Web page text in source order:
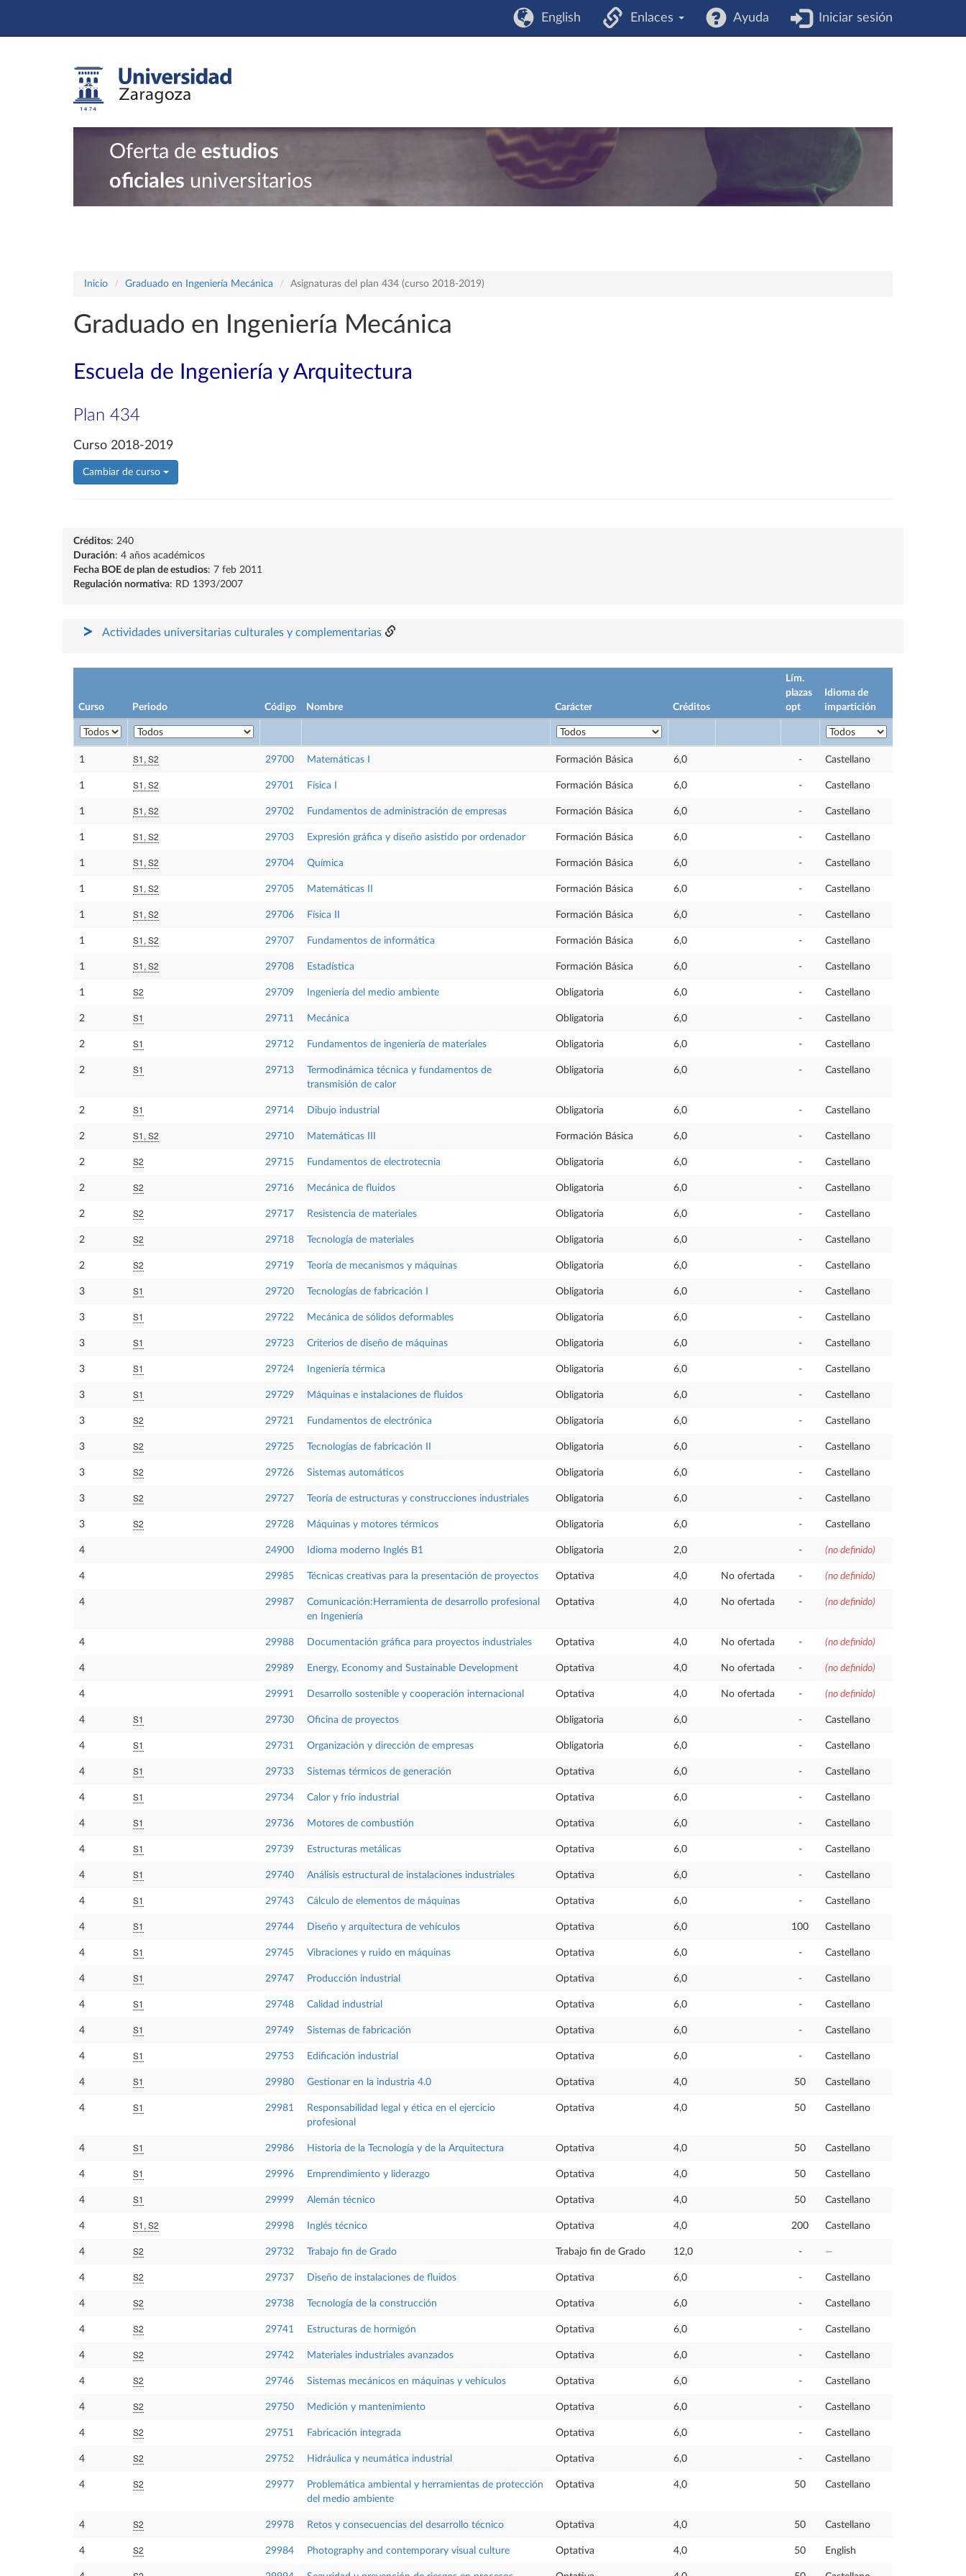
English Enlaces Ayuda Iniciar sesión
Oferta de estudios
oficiales universitarios
Inicio Graduado en Ingeniería Mecánica Asignaturas del plan 434 (curso 2018-2019)
Graduado en Ingeniería Mecánica
Escuela de Ingeniería y Arquitectura
Plan 434
Curso 2018-2019
Cambiar de curso
Créditos: 240
Duración: 4 años académicos
Fecha BOE de plan de estudios: 7 feb 2011
Regulación normativa: RD 1393/2007
Actividades universitarias culturales y complementarias
Curso Periodo Código Nombre Carácter Créditos
Lím.
plazas
opt
Idioma de
impartición
1 S1, S2 29700 Matemáticas I Formación Básica 6,0 - Castellano
1 S1, S2 29701 Física I Formación Básica 6,0 - Castellano
1 S1, S2 29702 Fundamentos de administración de empresas Formación Básica 6,0 - Castellano
1 S1, S2 29703 Expresión gráfica y diseño asistido por ordenador Formación Básica 6,0 - Castellano
1 S1, S2 29704 Química Formación Básica 6,0 - Castellano
1 S1, S2 29705 Matemáticas II Formación Básica 6,0 - Castellano
1 S1, S2 29706 Física II Formación Básica 6,0 - Castellano
1 S1, S2 29707 Fundamentos de informática Formación Básica 6,0 - Castellano
1 S1, S2 29708 Estadística Formación Básica 6,0 - Castellano
1 S2 29709 Ingeniería del medio ambiente Obligatoria 6,0 - Castellano
2 S1 29711 Mecánica Obligatoria 6,0 - Castellano
2 S1 29712 Fundamentos de ingeniería de materiales Obligatoria 6,0 - Castellano
2 S1 29713
Termodinámica técnica y fundamentos de
transmisión de calor
Obligatoria 6,0 - Castellano
2 S1 29714 Dibujo industrial Obligatoria 6,0 - Castellano
2 S1, S2 29710 Matemáticas III Formación Básica 6,0 - Castellano
2 S2 29715 Fundamentos de electrotecnia Obligatoria 6,0 - Castellano
2 S2 29716 Mecánica de fluidos Obligatoria 6,0 - Castellano
2 S2 29717 Resistencia de materiales Obligatoria 6,0 - Castellano
2 S2 29718 Tecnología de materiales Obligatoria 6,0 - Castellano
2 S2 29719 Teoría de mecanismos y máquinas Obligatoria 6,0 - Castellano
3 S1 29720 Tecnologías de fabricación I Obligatoria 6,0 - Castellano
3 S1 29722 Mecánica de sólidos deformables Obligatoria 6,0 - Castellano
3 S1 29723 Criterios de diseño de máquinas Obligatoria 6,0 - Castellano
3 S1 29724 Ingeniería térmica Obligatoria 6,0 - Castellano
3 S1 29729 Máquinas e instalaciones de fluidos Obligatoria 6,0 - Castellano
3 S2 29721 Fundamentos de electrónica Obligatoria 6,0 - Castellano
3 S2 29725 Tecnologías de fabricación II Obligatoria 6,0 - Castellano
3 S2 29726 Sistemas automáticos Obligatoria 6,0 - Castellano
3 S2 29727 Teoría de estructuras y construcciones industriales Obligatoria 6,0 - Castellano
3 S2 29728 Máquinas y motores térmicos Obligatoria 6,0 - Castellano
4 24900 Idioma moderno Inglés B1 Obligatoria 2,0 - (no definido)
4 29985 Técnicas creativas para la presentación de proyectos Optativa 4,0 No ofertada - (no definido)
4 29987
Comunicación:Herramienta de desarrollo profesional
en Ingeniería
Optativa 4,0 No ofertada - (no definido)
4 29988 Documentación gráfica para proyectos industriales Optativa 4,0 No ofertada - (no definido)
4 29989 Energy, Economy and Sustainable Development Optativa 4,0 No ofertada - (no definido)
4 29991 Desarrollo sostenible y cooperación internacional Optativa 4,0 No ofertada - (no definido)
4 S1 29730 Oficina de proyectos Obligatoria 6,0 - Castellano
4 S1 29731 Organización y dirección de empresas Obligatoria 6,0 - Castellano
4 S1 29733 Sistemas térmicos de generación Optativa 6,0 - Castellano
4 S1 29734 Calor y frío industrial Optativa 6,0 - Castellano
4 S1 29736 Motores de combustión Optativa 6,0 - Castellano
4 S1 29739 Estructuras metálicas Optativa 6,0 - Castellano
4 S1 29740 Análisis estructural de instalaciones industriales Optativa 6,0 - Castellano
4 S1 29743 Cálculo de elementos de máquinas Optativa 6,0 - Castellano
4 S1 29744 Diseño y arquitectura de vehículos Optativa 6,0 100 Castellano
4 S1 29745 Vibraciones y ruido en máquinas Optativa 6,0 - Castellano
4 S1 29747 Producción industrial Optativa 6,0 - Castellano
4 S1 29748 Calidad industrial Optativa 6,0 - Castellano
4 S1 29749 Sistemas de fabricación Optativa 6,0 - Castellano
4 S1 29753 Edificación industrial Optativa 6,0 - Castellano
4 S1 29980 Gestionar en la industria 4.0 Optativa 4,0 50 Castellano
4 S1 29981
Responsabilidad legal y ética en el ejercicio
profesional
Optativa 4,0 50 Castellano
4 S1 29986 Historia de la Tecnología y de la Arquitectura Optativa 4,0 50 Castellano
4 S1 29996 Emprendimiento y liderazgo Optativa 4,0 50 Castellano
4 S1 29999 Alemán técnico Optativa 4,0 50 Castellano
4 S1, S2 29998 Inglés técnico Optativa 4,0 200 Castellano
4 S2 29732 Trabajo fin de Grado Trabajo fin de Grado 12,0 - —
4 S2 29737 Diseño de instalaciones de fluidos Optativa 6,0 - Castellano
4 S2 29738 Tecnología de la construcción Optativa 6,0 - Castellano
4 S2 29741 Estructuras de hormigón Optativa 6,0 - Castellano
4 S2 29742 Materiales industriales avanzados Optativa 6,0 - Castellano
4 S2 29746 Sistemas mecánicos en máquinas y vehículos Optativa 6,0 - Castellano
4 S2 29750 Medición y mantenimiento Optativa 6,0 - Castellano
4 S2 29751 Fabricación integrada Optativa 6,0 - Castellano
4 S2 29752 Hidráulica y neumática industrial Optativa 6,0 - Castellano
4 S2 29977
Problemática ambiental y herramientas de protección
del medio ambiente
Optativa 4,0 50 Castellano
4 S2 29978 Retos y consecuencias del desarrollo técnico Optativa 4,0 50 Castellano
4 S2 29984 Photography and contemporary visual culture Optativa 4,0 50 English